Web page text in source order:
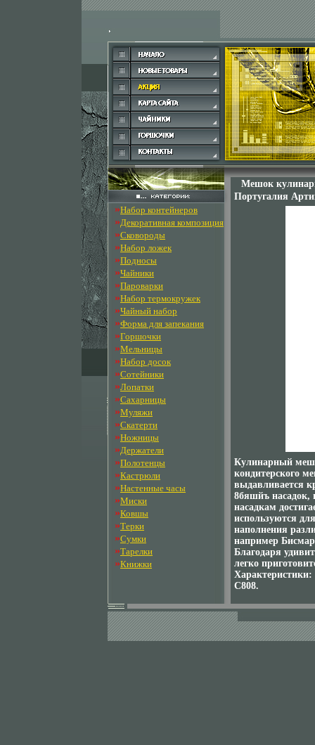
»Набор контейнеров
»Декоративная композиция
»Сковороды
»Набор ложек
»Подносы
»Чайники
»Пароварки
»Набор термокружек
»Чайный набор
»Форма для запекания
»Горшочки
»Мельницы
»Набор досок
»Сотейники
»Лопатки
»Сахарницы
»Муляжи
»Скатерти
»Ножницы
»Держатели
»Полотенцы
»Кастрюли
»Настенные часы
»Миски
»Ковшы
»Терки
»Сумки
»Тарелки
»Книжки
Мешок
Португалия
Кулинарный
кондитерского
выдавливается
8бяшйъ насадок,
насадкам
используются
наполнения
например
Благодаря
легко
C808.